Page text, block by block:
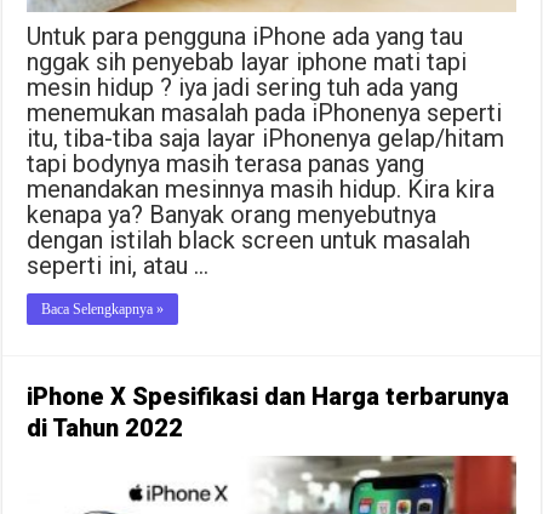
Untuk para pengguna iPhone ada yang tau
nggak sih penyebab layar iphone mati tapi
mesin hidup ? iya jadi sering tuh ada yang
menemukan masalah pada iPhonenya seperti
itu, tiba-tiba saja layar iPhonenya gelap/hitam
tapi bodynya masih terasa panas yang
menandakan mesinnya masih hidup. Kira kira
kenapa ya? Banyak orang menyebutnya
dengan istilah black screen untuk masalah
seperti ini, atau …
Baca Selengkapnya »
iPhone X Spesifikasi dan Harga terbarunya
di Tahun 2022